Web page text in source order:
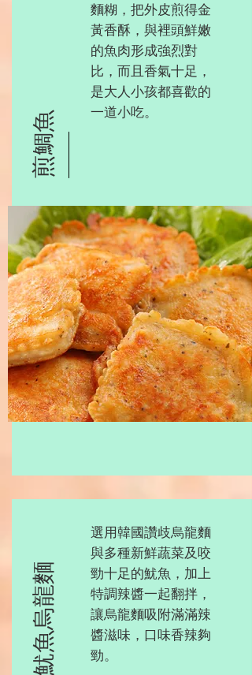
煎鯛魚
麵糊，把外皮煎得金
黃香酥，與裡頭鮮嫩
的魚肉形成強烈對
比，而且香氣十足，
是大人小孩都喜歡的
一道小吃。
辣炒魷魚烏龍麵
選用韓國讚歧烏龍麵
與多種新鮮蔬菜及咬
勁十足的魷魚，加上
特調辣醬一起翻拌，
讓烏龍麵吸附滿滿辣
醬滋味，口味香辣夠
勁。